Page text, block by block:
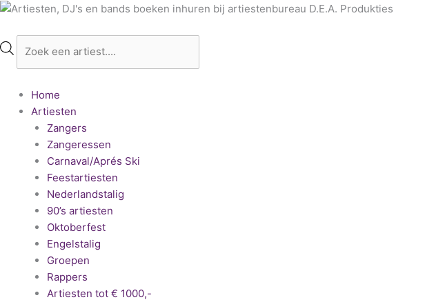
Ga
de
inhoud
Producten
Home
Artiesten
Zangers
Zangeressen
Carnaval/Aprés Ski
Feestartiesten
Nederlandstalig
90’s artiesten
Oktoberfest
Engelstalig
Groepen
Rappers
Artiesten tot € 1000,-